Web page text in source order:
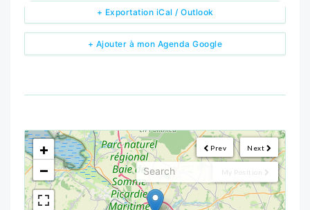
+ Ajouter à mon Agenda Google
+ Exportation iCal / Outlook
Next
Prev
My Position
<!---->
+
−